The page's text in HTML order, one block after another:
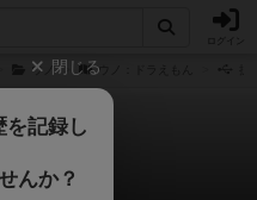
ウノ ウノ：ドラえもん
えもん
46件
閉じる
を記録し
んか？